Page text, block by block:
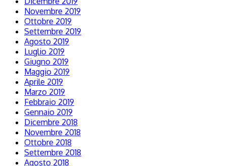
Novembre 2019
Ottobre 2019
Settembre 2019
Agosto 2019
Luglio 2019
Giugno 2019
Maggio 2019
Aprile 2019
Marzo 2019
Febbraio 2019
Gennaio 2019
Dicembre 2018
Novembre 2018
Ottobre 2018
Settembre 2018
Agosto 2018